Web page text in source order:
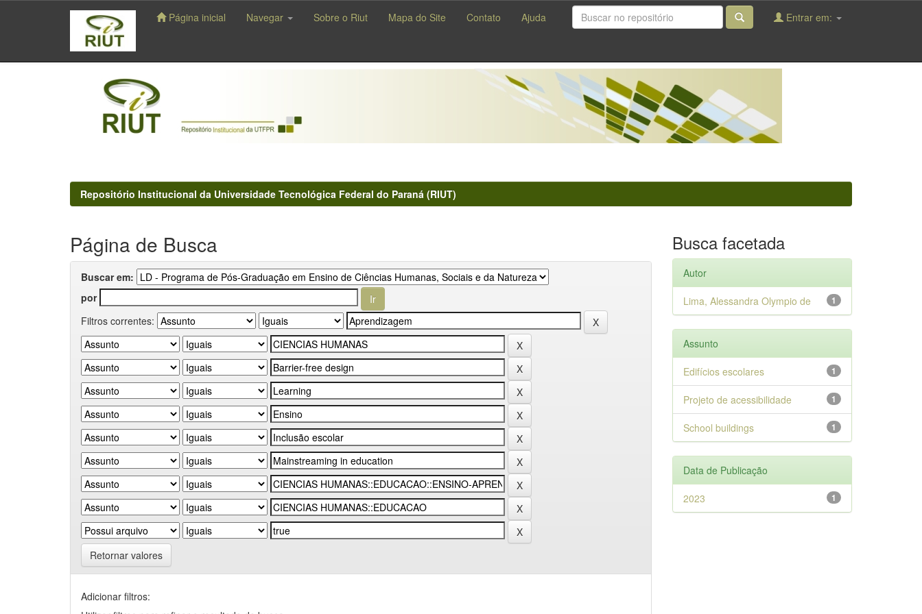
navigation
Página inicial Navegar Sobre o Riut Mapa do Site Contato Ajuda Entrar em:
Repositório Institucional da Universidade Tecnológica Federal do Paraná (RIUT)
Página de Busca
Buscar em:
por
Filtros correntes:
Retornar valores
Adicionar filtros:
Busca facetada
Autor
1
Lima, Alessandra Olympio de
Assunto
1
Edifícios escolares
1
Projeto de acessibilidade
1
School buildings
Data de Publicação
1
2023